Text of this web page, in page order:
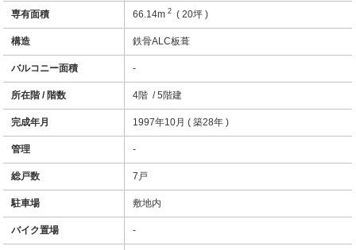
専有面積 66.14m2 ( 20坪 )
構造 鉄骨ALC板葺
バルコニー面積 -
所在階 / 階数 4階 / 5階建
完成年月 1997年10月 ( 築28年 )
管理 -
総戸数 7戸
駐車場 敷地内
バイク置場 -